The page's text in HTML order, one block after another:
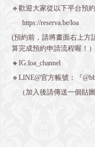
🔹歡迎大家從以下平台預
https://reserva.be/loa
(預約前，請將畫面右上方
算完成預約申請流程喔！）
🔸IG:loa_channel
🔹LINE@官方帳號：『
（加入後請傳送一個貼圖